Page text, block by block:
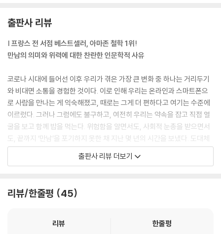
--- p.47
자신이 자기 세계에서 더 이상 ‘중심’에 있지 못한다는 사실은 당황스럽기
에서 빠져나오는 것이기에 당황스럽고, 내가 결국 세상을 다르게 이해하는
것이기에 흥분된다. 나는 내 시선과 다른 관점을 지닌 새로운 시선으로 세
상을 발견하게 된다. 사르트르는 타자성이 몰고 오는 이 괴로운 경험을 규
정하기 위해 이런 말을 했다. “타인이 나의 세계를 훔친다.” 이 경험은 즉각
적으로 이루어지는 것이 아니다. 타인의 관점에 접근하기 위해서는 세상을
보는 자신의 시각이 계속 바뀌는 상황이 반드시 뒤따른다. 타자성에 대한
이런 발견은 하나의 만남이 이루어졌으며 그 결과가 생겨나기 시작했다는
--- p.71
‘용해되는 사랑’은 주로 청소년기에 상대를 이상화하는 감정에서 비롯되곤
되기를 갈망하고 하나의 커플로 용해되기를 갈망하는 경향이 있다. 또한
출판사 리뷰
| 프랑스 전 서점 베스트셀러, 아마존 철학 1위!
만남의 의미와 위력에 대한 찬란한 인문학적 사유
코로나 시대에 들어선 이후 우리가 겪은 가장 큰 변화 중 하나는 거리두기
와 비대면 소통을 경험한 것이다. 이로 인해 우리는 온라인과 스마트폰으
로 사람을 만나는 게 익숙해졌고, 때로는 그게 더 편하다고 여기는 수준에
이르렀다. 그러나 그럼에도 불구하고, 여전히 우리는 약속을 잡고 직접 얼
굴을 보고 함께 밥을 먹는다. 위험함을 알면서도, 사회적 눈총을 받으면서
도, 끝까지 ‘만남’을 포기하지 못한 채 지난 몇 년의 시간을 보냈다. 도대체
왜 그런 걸까? 왜 우리는 만나려 하는 걸까? 누군가를 만난다는 것은 어떤
의미를 가지고 있는 걸까?
에 답한다. 책은 현지 출간 즉시 베스트셀러에 오르며 많은 사람들의 공감
저자는 수많은 철학자들과 영화감독, 소설가들을 한자리에 불러 모았다.
출판사 리뷰 더보기
리뷰/한줄평 45
리뷰 한줄평